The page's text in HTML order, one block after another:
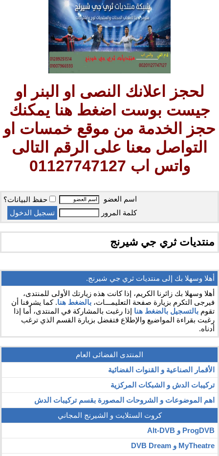
لحجز اعلانك النصى او البنر او
جيست بوست اضغط هنا يمكنك
حجز الخدمة من موقع خمسات او
التواصل معنا على الرقم التالى
واتس اب 01127747127
اسم العضو
حفظ البيانات؟
كلمة المرور
منتديات ثري جي شيرنج
أهلا وسهلا بك إلى منتديات ثري جي شيرنج.
أهلا وسهلا بك زائرنا الكريم، إذا كانت هذه زيارتك الأولى للمنتدى،
فيرجى التكرم بزيارة صفحة التعليمـــات، بالضغط هنا. كما يشرفنا أن
تقوم بالتسجيل بالضغط هنا إذا رغبت بالمشاركة في المنتدى، أما إذا
رغبت بقراءة المواضيع والإطلاع فتفضل بزيارة القسم الذي ترغب
أدناه.
المنتدى الفضائى العام
الأقمار الصناعية و القنوات الفضائية
تركيبات الدش و الشبكات المركزية
اهم الموضوعات و الشروحات المصورة بقسم تركيبات الدش
كروت الستلايت و الشيرنج المجاني
ProgDVB و Alt-DVB
MyTheatre و DVB Dream